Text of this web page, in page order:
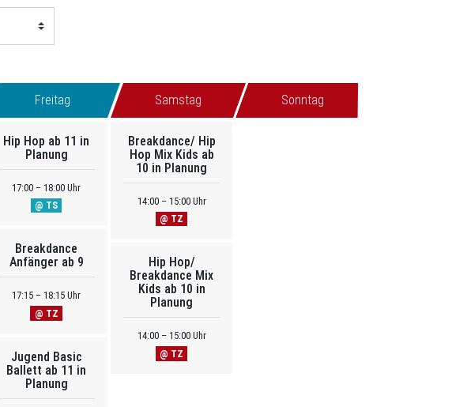
Freitag
Hip Hop ab 11 in
Planung
17:00 – 18:00 Uhr
@ TS
Breakdance
Anfänger ab 9
17:15 – 18:15 Uhr
@ TZ
Jugend Basic
Ballett ab 11 in
Planung
Samstag
Breakdance/ Hip
Hop Mix Kids ab
10 in Planung
14:00 – 15:00 Uhr
@ TZ
Hip Hop/
Breakdance Mix
Kids ab 10 in
Planung
14:00 – 15:00 Uhr
@ TZ
Sonntag